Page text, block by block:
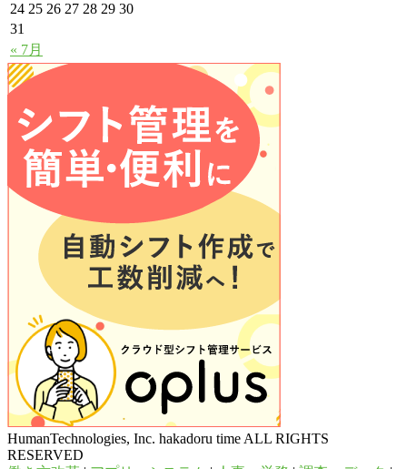
« 7月
24 25 26 27 28 29 30
31
HumanTechnologies, Inc. hakadoru time ALL RIGHTS
RESERVED